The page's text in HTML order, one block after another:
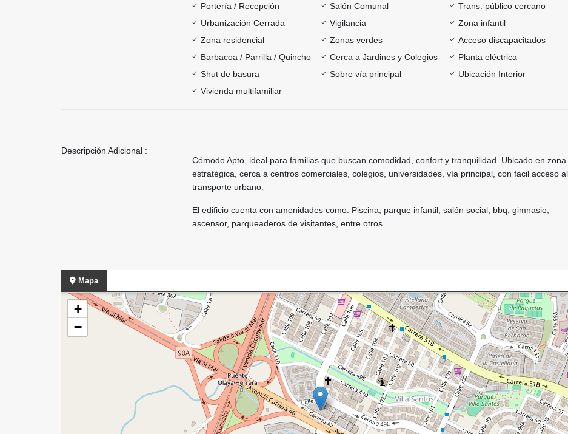
Portería / Recepción
Salón Comunal
Trans. público cercano
Urbanización Cerrada
Vigilancia
Zona infantil
Zona residencial
Zonas verdes
Acceso discapacitados
Barbacoa / Parrilla / Quincho
Cerca a Jardines y Colegios
Planta eléctrica
Shut de basura
Sobre vía principal
Ubicación Interior
Vivienda multifamiliar
Descripción Adicional :
Cómodo Apto, ideal para familias que buscan comodidad, confort y tranquilidad. Ubicado en zona
estratégica, cerca a centros comerciales, colegios, universidades, vía principal, con facil acceso al
transporte urbano.
El edificio cuenta con amenidades como: Piscina, parque infantil, salón social, bbq, gimnasio,
ascensor, parqueaderos de visitantes, entre otros.
Mapa
+
−